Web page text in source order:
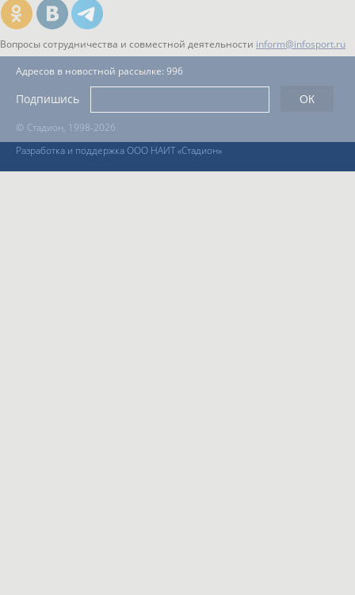
Вопросы сотрудничества и совместной деятельности inform@infosport.ru
© Стадион, 1998-2026
Разработка и поддержка ООО НАИТ «Стадион»
Адресов в новостной рассылке: 996
Подпишись